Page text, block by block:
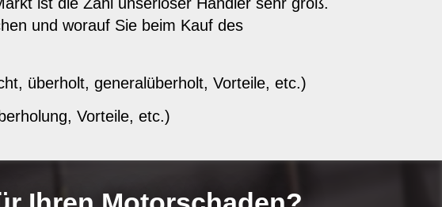
und worauf Sie beim Kauf des
überholt, generalüberholt, Vorteile, etc.)
Vorteile, etc.)